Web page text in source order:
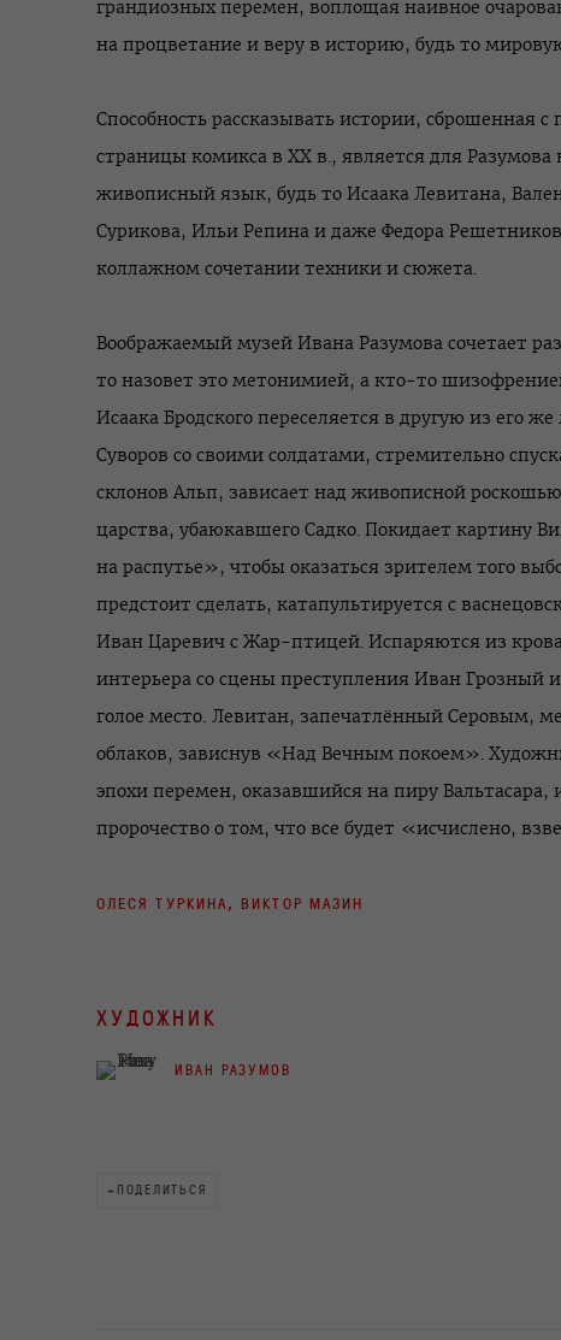
грандиозных перемен, воплощая наивное
на процветание и веру в историю, будь то
Способность рассказывать истории, сброшенная с
страницы комикса в XX в., является для
живописный язык, будь то Исаака Левитана,
Сурикова, Ильи Репина и даже Федора
коллажном сочетании техники и сюжета.
Воображаемый музей Ивана Разумова сочетает
то назовет это метонимией, а кто-то
Исаака Бродского переселяется в другую из его
Суворов со своими солдатами, стремительно
склонов Альп, зависает над живописной
царства, убаюкавшего Садко. Покидает картину
на распутье», чтобы оказаться зрителем того
предстоит сделать, катапультируется с
Иван Царевич с Жар-птицей. Испаряются из
интерьера со сцены преступления Иван Грозный
голое место. Левитан, запечатлённый Серовым,
облаков, зависнув «Над Вечным покоем».
эпохи перемен, оказавшийся на пиру Вальтасара,
пророчество о том, что все будет «исчислено,
ОЛЕСЯ ТУРКИНА, ВИКТОР МАЗИН
ХУДОЖНИК
ИВАН РАЗУМОВ
ПОДЕЛИТЬСЯ